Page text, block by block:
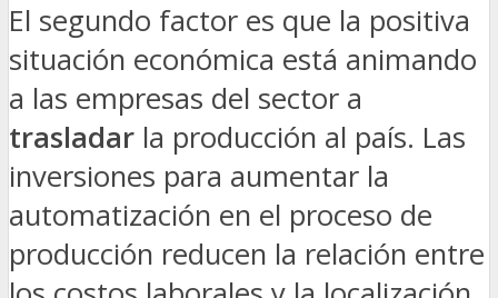
El segundo factor es que la positiva
situación económica está animando
a las empresas del sector a
trasladar la producción al país. Las
inversiones para aumentar la
automatización en el proceso de
producción reducen la relación entre